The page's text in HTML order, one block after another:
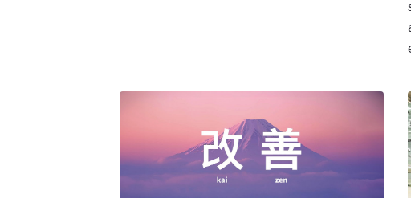
O movimento regular reduz em 19% o
O desenvolvimento de indicadores nas
As variações dimensionais dos produtos
cimentícios com fibra de vidro
A próxima vantagem competitiva não
A IA elevou a régua do comprador B2B e